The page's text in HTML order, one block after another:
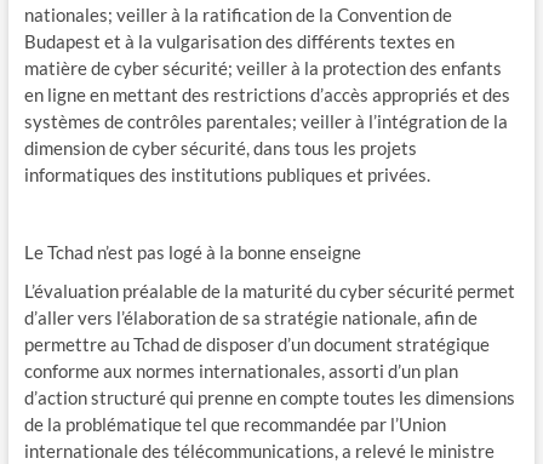
nationales; veiller à la ratification de la Convention de
Budapest et à la vulgarisation des différents textes en
matière de cyber sécurité; veiller à la protection des enfants
en ligne en mettant des restrictions d’accès appropriés et des
systèmes de contrôles parentales; veiller à l’intégration de la
dimension de cyber sécurité, dans tous les projets
informatiques des institutions publiques et privées.
Le Tchad n’est pas logé à la bonne enseigne
L’évaluation préalable de la maturité du cyber sécurité permet
d’aller vers l’élaboration de sa stratégie nationale, afin de
permettre au Tchad de disposer d’un document stratégique
conforme aux normes internationales, assorti d’un plan
d’action structuré qui prenne en compte toutes les dimensions
de la problématique tel que recommandée par l’Union
internationale des télécommunications, a relevé le ministre